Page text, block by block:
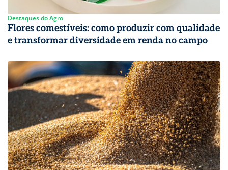
Destaques do Agro
Flores comestíveis: como produzir com qualidade
e transformar diversidade em renda no campo